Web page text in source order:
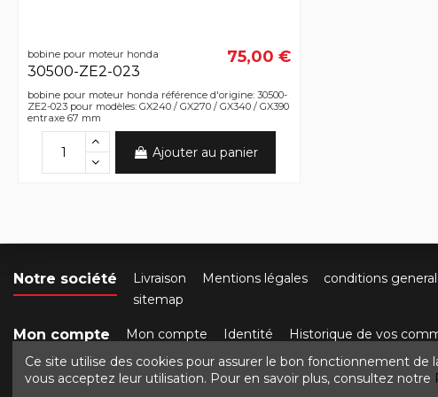
bobine pour moteur honda
30500-ZE2-023
75,00 €
bobine pour moteur honda référence d'origine: 30500-
ZE2-023 pour modèles: GX240 / GX270 / GX340 / GX390
entraxe 67 mm
Ajouter au panier
Notre société Livraison Mentions légales conditions
sitemap
Mon compte Mon compte Identité Historique de vos
Contactez-nous Crocbois-motoculture.com 50 route de
Ce site utilise des cookies pour assurer le bon fonctionnement
vous acceptez leur utilisation. Pour en savoir plus, consultez notre